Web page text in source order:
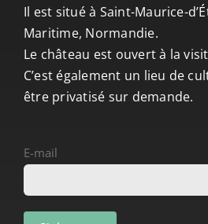
Il est situé à Saint-Maurice-
Maritime, Normandie.
Le château est ouvert à la
C’est également un lieu de
être privatisé sur demande.
E-mail